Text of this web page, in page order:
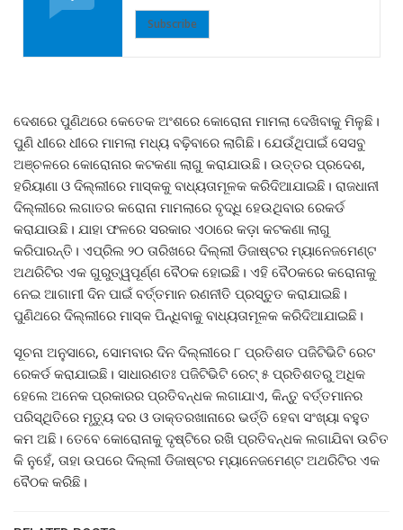
Subscribe
ଦେଶରେ ପୁଣିଥରେ କେତେକ ଅଂଶରେ କୋରୋନା ମାମଲା ଦେଖିବାକୁ ମିଳୁଛି।
ପୁଣି ଧୀରେ ଧୀରେ ମାମଲା ମଧ୍ୟ ବଢ଼ିବାରେ ଲାଗିଛି। ଯେଉଁଥିପାଇଁ ସେସବୁ
ଅଞ୍ଚଳରେ କୋରୋନାର କଟକଣା ଲାଗୁ କରାଯାଉଛି। ଉତ୍ତର ପ୍ରଦେଶ,
ହରିୟାଣା ଓ ଦିଲ୍ଲୀରେ ମାସ୍କକୁ ବାଧ୍ୟତାମୂଳକ କରିଦିଆଯାଇଛି। ରାଜଧାନୀ
ଦିଲ୍ଲୀରେ ଲଗାତର କରୋନା ମାମଲାରେ ବୃଦ୍ଧି ହେଉଥିବାର ରେକର୍ଡ
କରାଯାଉଛି। ଯାହା ଫଳରେ ସରକାର ଏଠାରେ କଡ଼ା କଟକଣା ଲାଗୁ
କରିପାରନ୍ତି। ଏପ୍ରିଲ ୨୦ ତାରିଖରେ ଦିଲ୍ଲୀ ଡିଜାଷ୍ଟର ମ୍ୟାନେଜମେଣ୍ଟ
ଅଥରିଟିର ଏକ ଗୁରୁତ୍ୱପୂର୍ଣ୍ଣ ବୈଠକ ହୋଇଛି। ଏହି ବୈଠକରେ କରୋନାକୁ
ନେଇ ଆଗାମୀ ଦିନ ପାଇଁ ବର୍ତ୍ତମାନ ରଣନୀତି ପ୍ରସ୍ତୁତ କରାଯାଇଛି।
ପୁଣିଥରେ ଦିଲ୍ଲୀରେ ମାସ୍କ ପିନ୍ଧିବାକୁ ବାଧ୍ୟତାମୂଳକ କରିଦିଆଯାଇଛି।
ସୂଚନା ଅନୁସାରେ, ସୋମବାର ଦିନ ଦିଲ୍ଲୀରେ ୮ ପ୍ରତିଶତ ପଜିଟିଭିଟି ରେଟ
ରେକର୍ଡ କରାଯାଇଛି। ସାଧାରଣତଃ ପଜିଟିଭିଟି ରେଟ୍ ୫ ପ୍ରତିଶତରୁ ଅଧିକ
ହେଲେ ଅନେକ ପ୍ରକାରର ପ୍ରତିବନ୍ଧକ ଲଗାଯାଏ, କିନ୍ତୁ ବର୍ତ୍ତମାନର
ପରିସ୍ଥିତିରେ ମୃତ୍ୟୁ ଦର ଓ ଡାକ୍ତରଖାନାରେ ଭର୍ତ୍ତି ହେବା ସଂଖ୍ୟା ବହୁତ
କମ ଅଛି। ତେବେ କୋରୋନାକୁ ଦୃଷ୍ଟିରେ ରଖି ପ୍ରତିବନ୍ଧକ ଲଗାଯିବା ଉଚିତ
କି ନୁହେଁ, ତାହା ଉପରେ ଦିଲ୍ଲୀ ଡିଜାଷ୍ଟର ମ୍ୟାନେଜମେଣ୍ଟ ଅଥରିଟିର ଏକ
ବୈଠକ କରିଛି।